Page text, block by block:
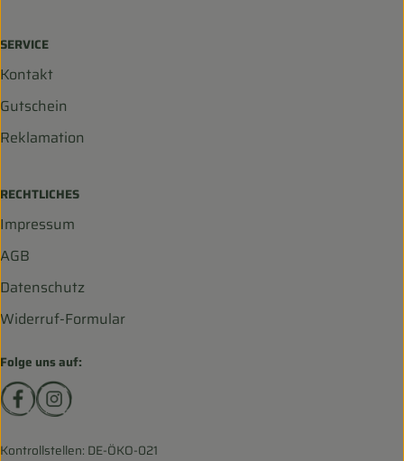
SERVICE
Kontakt
Gutschein
Reklamation
RECHTLICHES
Impressum
AGB
Datenschutz
Widerruf-Formular
Folge uns auf:
Externer Link zu https://www.facebook.com/
Externer Link zu https://www.instagram.com/
Kontrollstellen: DE-ÖKO-021